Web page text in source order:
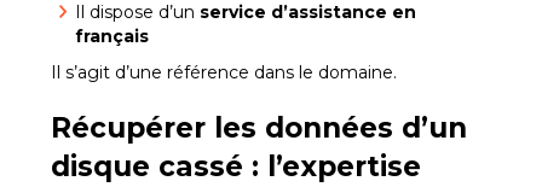
Il dispose d’un service d’assistance en
français
Il s’agit d’une référence dans le domaine.
Récupérer les données d’un
disque cassé : l’expertise